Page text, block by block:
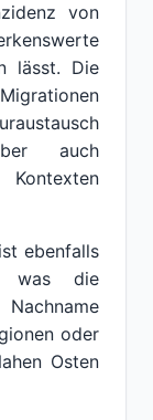
von
lässt. Die
auch
Kontexten
ebenfalls
was die
oder
Osten